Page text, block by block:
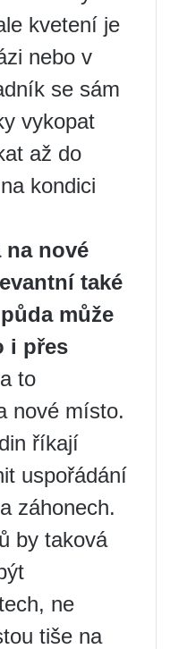
kvetení je
nebo v
se sám
vykopat
až do
kondici
na nové
také
může
i přes
to
nové místo.
říkají
uspořádání
záhonech.
by taková
ne
tiše na